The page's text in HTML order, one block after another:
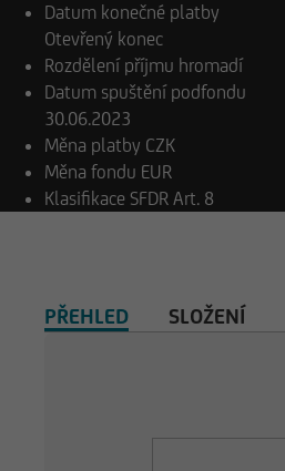
Datum konečné platby
Otevřený konec
Rozdělení příjmu hromadí
Datum spuštění podfondu
30.06.2023
Měna platby CZK
Měna fondu EUR
Klasifikace SFDR Art. 8
PŘEHLED SLOŽENÍ